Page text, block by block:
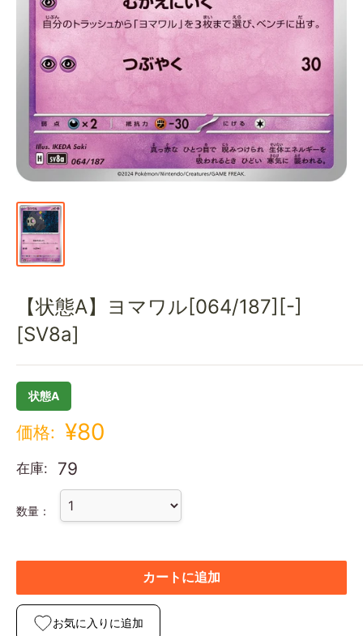
【状態A】ヨマワル[064/187][-]
[SV8a]
状態A
価格: ¥80
在庫: 79
数量：
カートに追加
お気に入りに追加